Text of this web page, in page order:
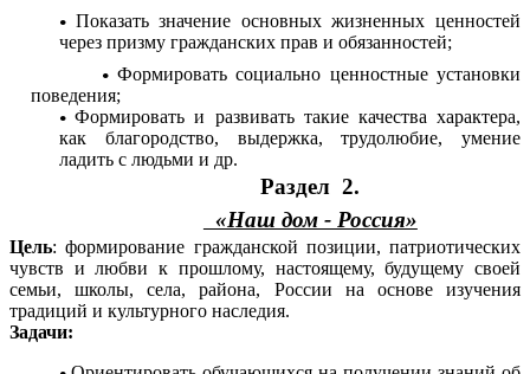
Показать значение основных жизненных ценностей
через призму гражданских прав и обязанностей;
Формировать социально ценностные установки
поведения;
Формировать и развивать такие качества характера,
как благородство, выдержка, трудолюбие, умение
ладить с людьми и др.
Раздел 2.
«Наш дом - Россия»
Цель: формирование гражданской позиции, патриотических
чувств и любви к прошлому, настоящему, будущему своей
семьи, школы, села, района, России на основе изучения
традиций и культурного наследия.
Задачи: